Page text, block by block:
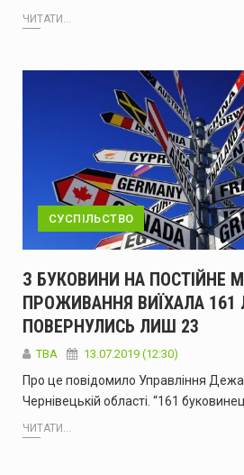
ЧИТАТИ...
СУСПІЛЬСТВО
З БУКОВИНИ НА ПОСТІЙНЕ
ПРОЖИВАННЯ ВИЇХАЛА
ПОВЕРНУЛИСЬ ЛИШ 23
ТВА 13.07.2019 (12:30)
Про це повідомило Управління
Чернівецькій області. “161
ЧИТАТИ...